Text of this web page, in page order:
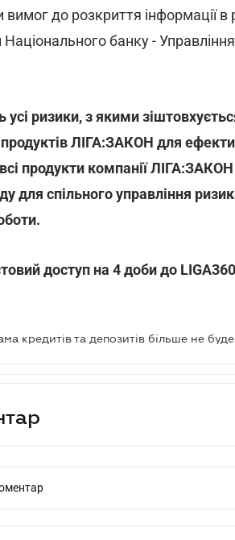
до розкриття інформації в
Національного банку -
усі ризики, з якими
ЛІГА:ЗАКОН для
продукти компанії
для спільного управління
доступ на 4 доби до